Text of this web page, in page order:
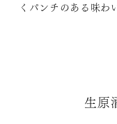
くパンチのある味わ
生原